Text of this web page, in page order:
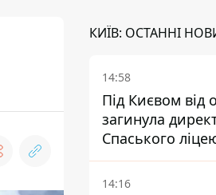
КИЇВ: ОСТАННІ
14:58
Під Києвом від
загинула
Спаського
14:16